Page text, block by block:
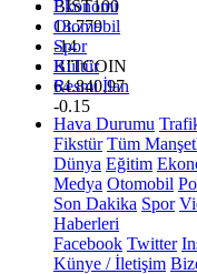
BİST100
13.779
-14
BITCOIN
64.840,97
-0.15
Ekonomi
Otomobil
Spor
Kültür
Resmi İlan
Hava Durumu
Fikstür Tüm
Dünya Eğitim
Medya Otomobil
Son Dakika Spor
Haberleri
Facebook Twitter
Künye / İletişim